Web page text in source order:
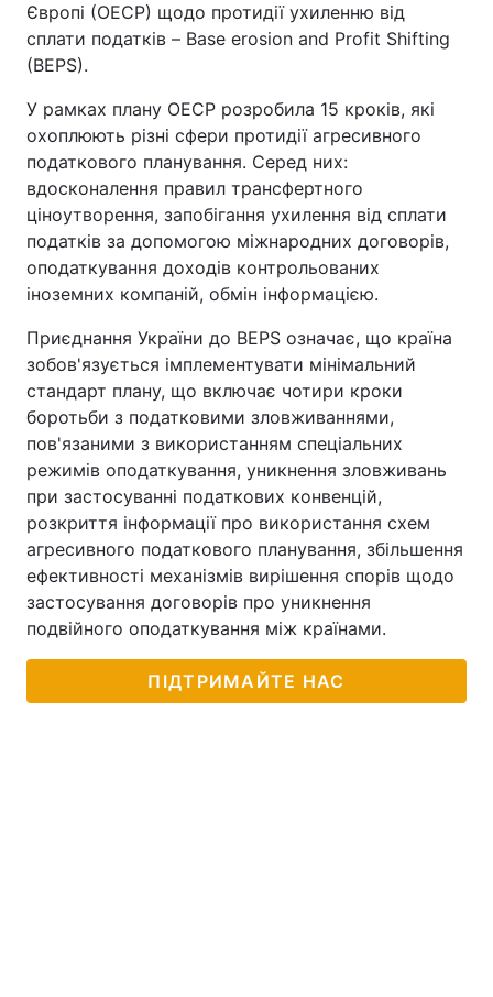
Європі (ОЕСР) щодо протидії ухиленню від
сплати податків – Base erosion and Profit Shifting
(BEPS).
У рамках плану ОЕСР розробила 15 кроків, які
охоплюють різні сфери протидії агресивного
податкового планування. Серед них:
вдосконалення правил трансфертного
ціноутворення, запобігання ухилення від сплати
податків за допомогою міжнародних договорів,
оподаткування доходів контрольованих
іноземних компаній, обмін інформацією.
Приєднання України до BEPS означає, що країна
зобов'язується імплементувати мінімальний
стандарт плану, що включає чотири кроки
боротьби з податковими зловживаннями,
пов'язаними з використанням спеціальних
режимів оподаткування, уникнення зловживань
при застосуванні податкових конвенцій,
розкриття інформації про використання схем
агресивного податкового планування, збільшення
ефективності механізмів вирішення спорів щодо
застосування договорів про уникнення
подвійного оподаткування між країнами.
ПІДТРИМАЙТЕ НАС